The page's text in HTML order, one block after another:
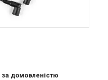
за домовленістю